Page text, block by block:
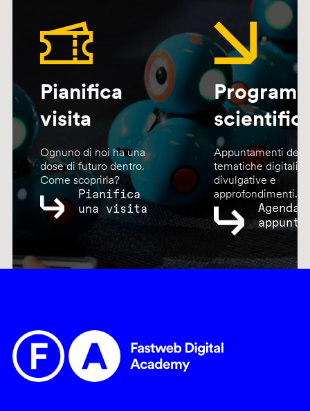
Pianifica
visita
Ognuno di noi ha una
dose di futuro dentro.
Come scoprirla?
Pianifica
una visita
Appuntamenti
tematiche digitali,
divulgative e
approfondimenti.
Agenda